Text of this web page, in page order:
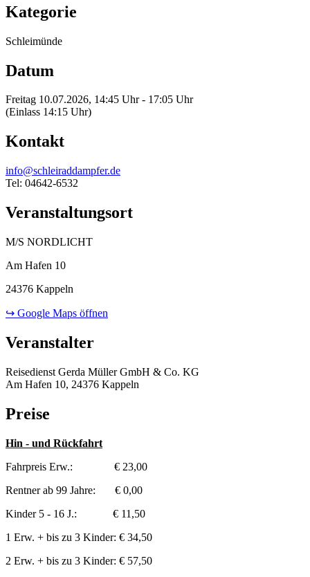
Kategorie
Schleimünde
Datum
Freitag 10.07.2026, 14:45 Uhr - 17:05 Uhr
(Einlass 14:15 Uhr)
Kontakt
info@schleiraddampfer.de
Tel: 04642-6532
Veranstaltungsort
M/S NORDLICHT
Am Hafen 10
24376 Kappeln
↪ Google Maps öffnen
Veranstalter
Reisedienst Gerda Müller GmbH & Co. KG
Am Hafen 10, 24376 Kappeln
Preise
Hin - und Rückfahrt
Fahrpreis Erw.: € 23,00
Rentner ab 99 Jahre: € 0,00
Kinder 5 - 16 J.: € 11,50
1 Erw. + bis zu 3 Kinder: € 34,50
2 Erw. + bis zu 3 Kinder: € 57,50